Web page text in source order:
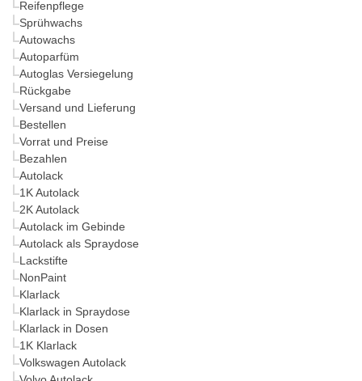
Reifenpflege
Sprühwachs
Autowachs
Autoparfüm
Autoglas Versiegelung
Rückgabe
Versand und Lieferung
Bestellen
Vorrat und Preise
Bezahlen
Autolack
1K Autolack
2K Autolack
Autolack im Gebinde
Autolack als Spraydose
Lackstifte
NonPaint
Klarlack
Klarlack in Spraydose
Klarlack in Dosen
1K Klarlack
Volkswagen Autolack